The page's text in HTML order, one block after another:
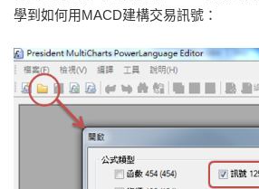
學到如何用MACD建構交易訊號：